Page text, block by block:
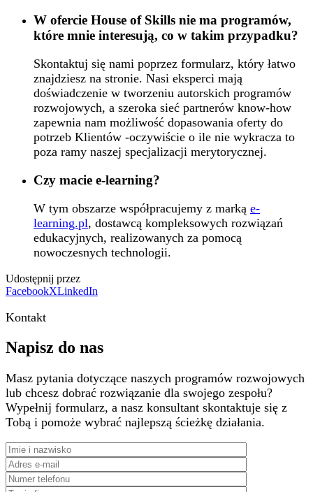
W ofercie House of Skills nie ma programów,
które mnie interesują, co w takim przypadku?
Skontaktuj się nami poprzez formularz, który łatwo
znajdziesz na stronie. Nasi eksperci mają
doświadczenie w tworzeniu autorskich programów
rozwojowych, a szeroka sieć partnerów know-how
zapewnia nam możliwość dopasowania oferty do
potrzeb Klientów -oczywiście o ile nie wykracza to
poza ramy naszej specjalizacji merytorycznej.
Czy macie e-learning?
W tym obszarze współpracujemy z marką e-
learning.pl, dostawcą kompleksowych rozwiązań
edukacyjnych, realizowanych za pomocą
nowoczesnych technologii.
Udostępnij przez
FacebookXLinkedIn
Kontakt
Napisz do nas
Masz pytania dotyczące naszych programów rozwojowych
lub chcesz dobrać rozwiązanie dla swojego zespołu?
Wypełnij formularz, a nasz konsultant skontaktuje się z
Tobą i pomoże wybrać najlepszą ścieżkę działania.